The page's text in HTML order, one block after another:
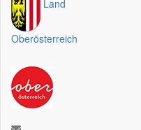
Land
Oberösterreich